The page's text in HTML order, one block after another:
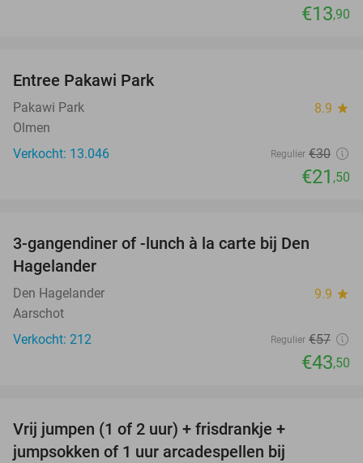
€13,90
Entree Pakawi Park
Pakawi Park 8.9 star
Olmen
Verkocht: 13.046
Regulier €30
€21 ,50
3-gangendiner of -lunch à la carte bij Den
Hagelander
Den Hagelander 9.9 star
Aarschot
Verkocht: 212
Regulier €57
€43,50
Vrij jumpen (1 of 2 uur) + frisdrankje +
jumpsokken of 1 uur arcadespellen bij